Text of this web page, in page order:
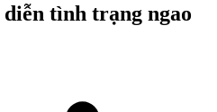
tình trạng ngao